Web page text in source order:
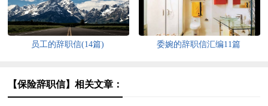
员工的辞职信(14篇) 委婉的辞职信汇编11篇
【保险辞职信】相关文章：